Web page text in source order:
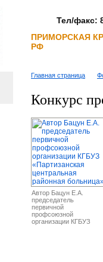
Тел/факс:
ПРИМОРСКАЯ
РФ
Главная страница
Конкурс
Автор Бацун Е.А.
председатель
первичной
профсоюзной
организации КГБУЗ